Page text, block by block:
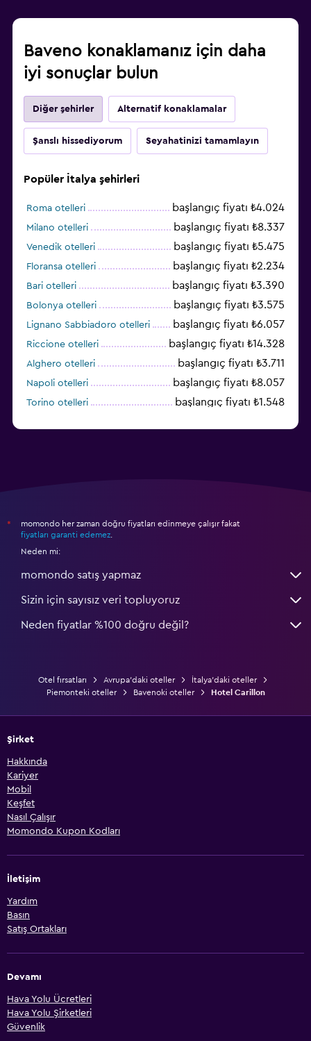
Baveno konaklamanız için daha
iyi sonuçlar bulun
Diğer şehirler Alternatif konaklamalar
Şanslı hissediyorum Seyahatinizi tamamlayın
Popüler İtalya şehirleri
Roma otelleri başlangıç fiyatı ₺4.024
Milano otelleri başlangıç fiyatı ₺8.337
Venedik otelleri başlangıç fiyatı ₺5.475
Floransa otelleri başlangıç fiyatı ₺2.234
Bari otelleri başlangıç fiyatı ₺3.390
Bolonya otelleri başlangıç fiyatı ₺3.575
Lignano Sabbiadoro otelleri başlangıç fiyatı ₺6.057
Riccione otelleri başlangıç fiyatı ₺14.328
Alghero otelleri başlangıç fiyatı ₺3.711
Napoli otelleri başlangıç fiyatı ₺8.057
Torino otelleri başlangıç fiyatı ₺1.548
*
momondo her zaman doğru fiyatları edinmeye çalışır fakat
fiyatları garanti edemez
Neden mi:
momondo satış yapmaz
Sizin için sayısız veri topluyoruz
Neden fiyatlar %100 doğru değil?
Otel fırsatları Avrupa'daki oteller
İtalya'daki oteller
Piemonteki oteller
Bavenoki oteller Hotel Carillon
Şirket
Hakkında
Kariyer
Mobil
Keşfet
Nasıl Çalışır
Momondo Kupon Kodları
İletişim
Yardım
Basın
Satış Ortakları
Devamı
Hava Yolu Ücretleri
Hava Yolu Şirketleri
Güvenlik